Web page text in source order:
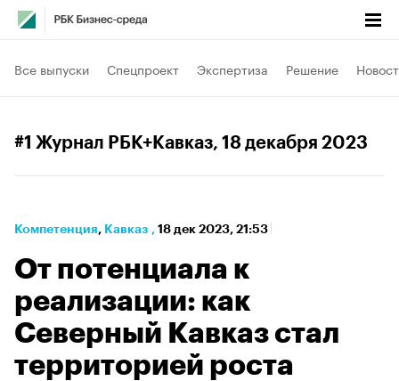
Все выпуски Спецпроект Экспертиза Решение
#1 Журнал РБК+Кавказ, 18 декабря 2023
Компетенция⁠, Кавказ , 18 дек 2023, 21:53
От потенциала к
реализации: как
Северный Кавказ стал
территорией роста